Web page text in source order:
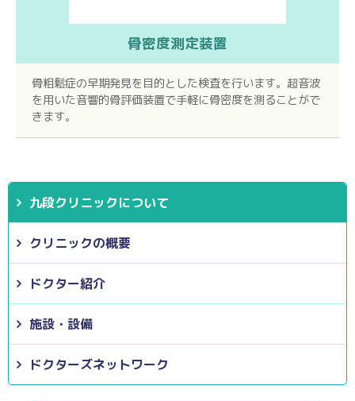
骨密度測定装置
骨粗鬆症の早期発見を目的とした検査を行います。超音波
を用いた音響的骨評価装置で手軽に骨密度を測ることがで
きます。
九段クリニックについて
クリニックの概要
ドクター紹介
施設・設備
ドクターズネットワーク